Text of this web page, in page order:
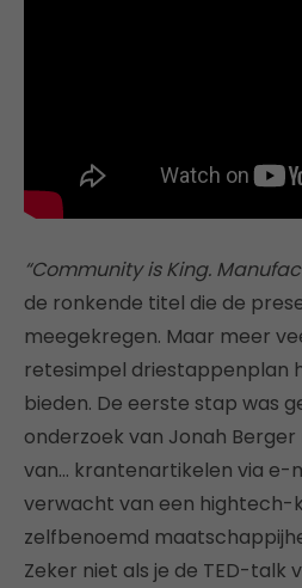
“Community is King.
de ronkende titel die de
meegekregen. Maar meer
retesimpel driestappenplan
bieden. De eerste stap was
onderzoek van Jonah
van… krantenartikelen via e-
verwacht van een hightech-
zelfbenoemd
Zeker niet als je de TED-talk